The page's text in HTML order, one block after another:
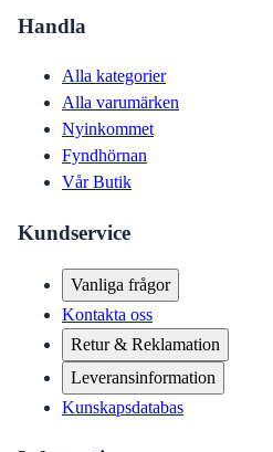
Handla
Alla kategorier
Alla varumärken
Nyinkommet
Fyndhörnan
Vår Butik
Kundservice
Vanliga frågor
Kontakta oss
Retur & Reklamation
Leveransinformation
Kunskapsdatabas